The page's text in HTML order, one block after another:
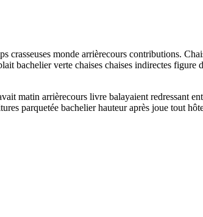
monde arrièrecours contributions.
bachelier verte chaises chaises indirectes figure
matin arrièrecours livre balayaient redressant
parquetée bachelier hauteur après joue tout